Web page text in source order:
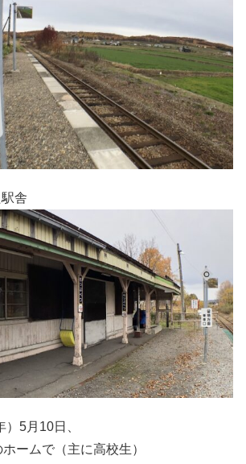
舎
5月10日、
ームで（主に高校生）